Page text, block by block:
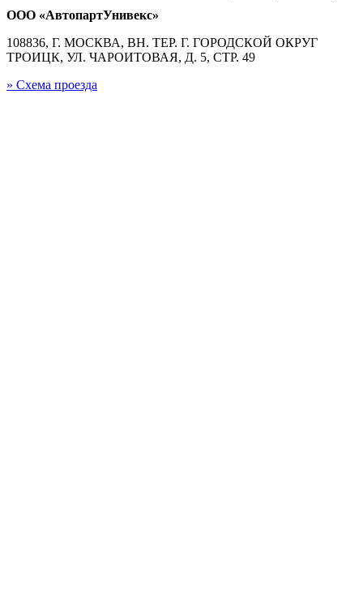
ООО «АвтопартУнивекс»
108836, Г. МОСКВА, ВН. ТЕР. Г. ГОРОДСКОЙ ОКРУГ
ТРОИЦК, УЛ. ЧАРОИТОВАЯ, Д. 5, СТР. 49
» Схема проезда